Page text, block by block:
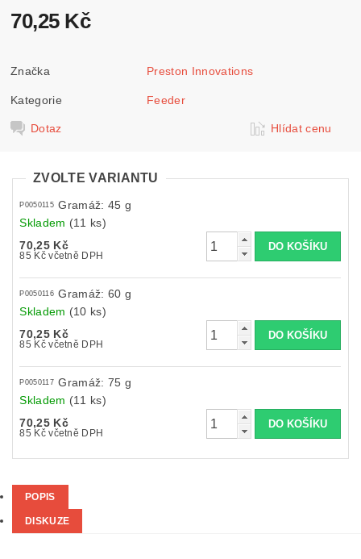
70,25 Kč
Značka Preston Innovations
Kategorie Feeder
Dotaz Hlídat cenu
ZVOLTE VARIANTU
P0050115 Gramáž: 45 g
Skladem (11 ks)
70,25 Kč
85 Kč včetně DPH
P0050116 Gramáž: 60 g
Skladem (10 ks)
70,25 Kč
85 Kč včetně DPH
P0050117 Gramáž: 75 g
Skladem (11 ks)
70,25 Kč
85 Kč včetně DPH
POPIS
DISKUZE